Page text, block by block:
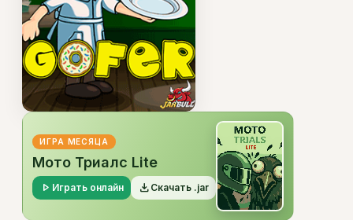
ИГРА МЕСЯЦА
Мото Триалс Lite
play_arrow Играть онлайн file_download Скачать .jar